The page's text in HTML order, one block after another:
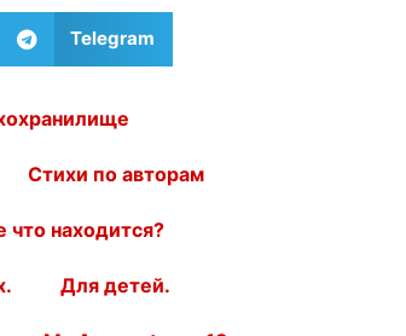
Telegram
Стихи по авторам
что находится?
Для детей.